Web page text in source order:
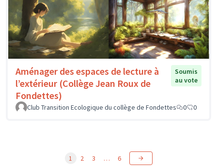
Aménager des espaces de lecture à
l’extérieur (Collège Jean Roux de
Fondettes)
Soumis
au vote
Club Transition Ecologique du collège de Fondettes 0 0
1 2 3 … 6